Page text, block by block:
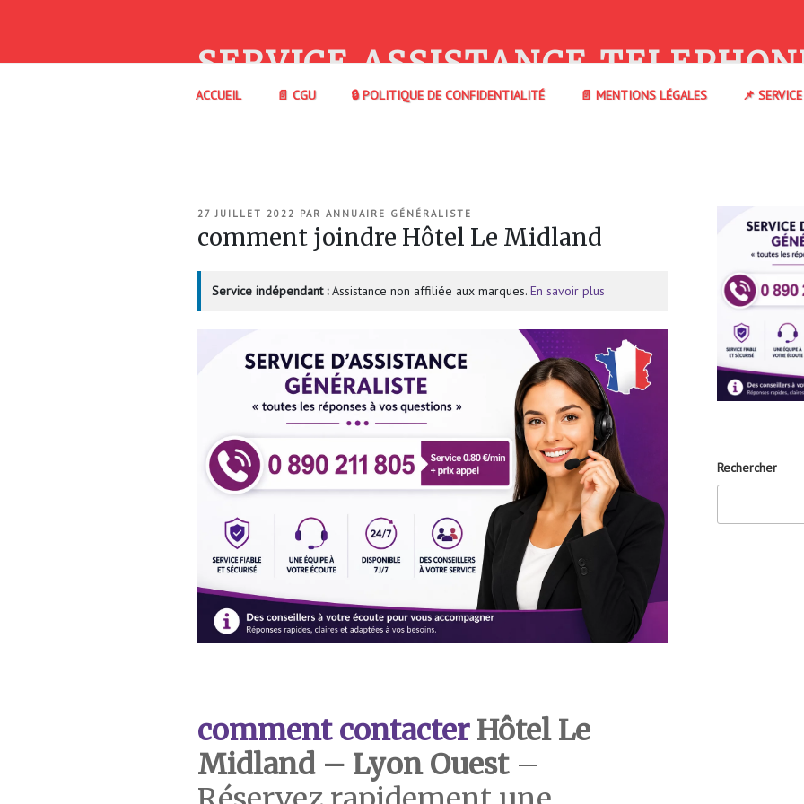
SERVICE ASSISTANCE
ACCUEIL 📄 CGU 🔒 POLITIQUE DE CONFIDENTIALITÉ 📄 MENTIONS LÉGALES 📌
PUBLIÉ
27 JUILLET 2022 PAR ANNUAIRE GÉNÉRALISTE
comment joindre Hôtel Le Midland
Service indépendant :Assistance non affiliée aux marques. En savoir plus
comment contacterHôtel Le
Midland – Lyon Ouest –
Rechercher